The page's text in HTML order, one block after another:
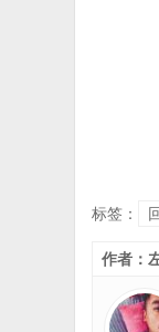
标签：
作者：